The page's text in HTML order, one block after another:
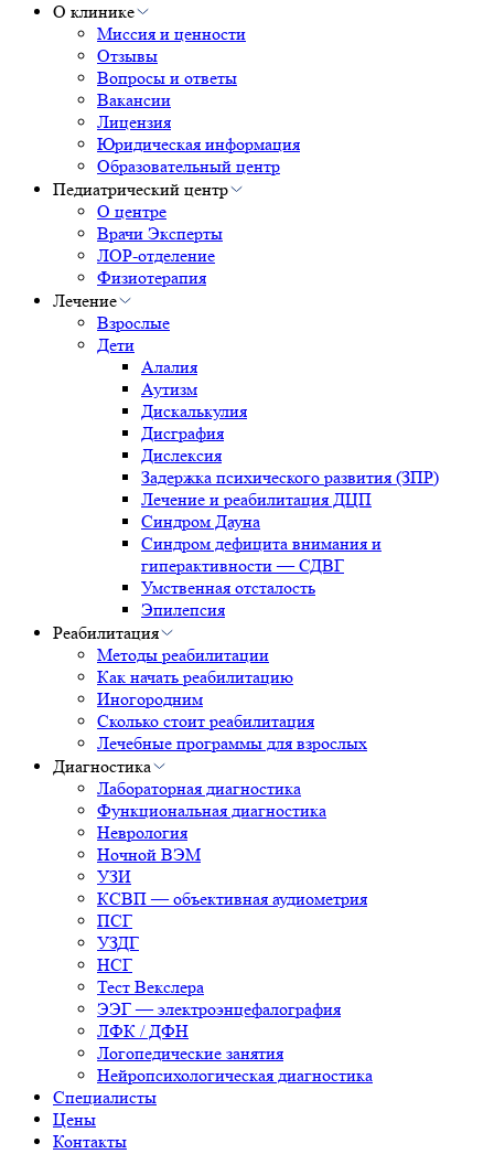
О клинике
Миссия и ценности
Отзывы
Вопросы и ответы
Вакансии
Лицензия
Юридическая информация
Образовательный центр
Педиатрический центр
О центре
Врачи Эксперты
ЛОР-отделение
Физиотерапия
Лечение
Взрослые
Дети
Алалия
Аутизм
Дискалькулия
Дисграфия
Дислексия
Задержка психического развития (ЗПР)
Лечение и реабилитация ДЦП
Синдром Дауна
Синдром дефицита внимания и
гиперактивности — СДВГ
Умственная отсталость
Эпилепсия
Реабилитация
Методы реабилитации
Как начать реабилитацию
Иногородним
Сколько стоит реабилитация
Лечебные программы для взрослых
Диагностика
Лабораторная диагностика
Функциональная диагностика
Неврология
Ночной ВЭМ
УЗИ
КСВП — объективная аудиометрия
ПСГ
УЗДГ
НСГ
Тест Векслера
ЭЭГ — электроэнцефалография
ЛФК / ДФН
Логопедические занятия
Нейропсихологическая диагностика
Специалисты
Цены
Контакты